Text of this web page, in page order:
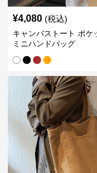
¥4,080 (税込)
キャンバストート ポケ
ミニハンドバッグ